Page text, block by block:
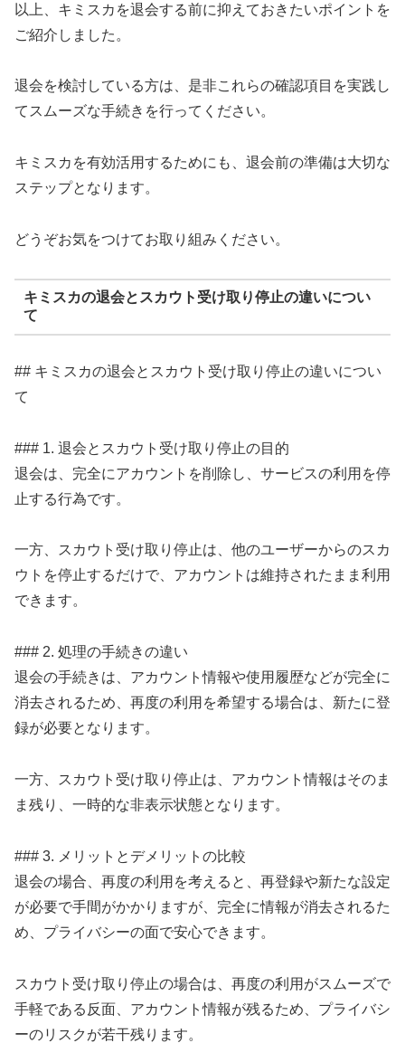
以上、キミスカを退会する前に抑えておきたいポイントを
ご紹介しました。
退会を検討している方は、是非これらの確認項目を実践し
てスムーズな手続きを行ってください。
キミスカを有効活用するためにも、退会前の準備は大切な
ステップとなります。
どうぞお気をつけてお取り組みください。
キミスカの退会とスカウト受け取り停止の違いについ
て
## キミスカの退会とスカウト受け取り停止の違いについ
て
### 1. 退会とスカウト受け取り停止の目的
退会は、完全にアカウントを削除し、サービスの利用を停
止する行為です。
一方、スカウト受け取り停止は、他のユーザーからのスカ
ウトを停止するだけで、アカウントは維持されたまま利用
できます。
### 2. 処理の手続きの違い
退会の手続きは、アカウント情報や使用履歴などが完全に
消去されるため、再度の利用を希望する場合は、新たに登
録が必要となります。
一方、スカウト受け取り停止は、アカウント情報はそのま
ま残り、一時的な非表示状態となります。
### 3. メリットとデメリットの比較
退会の場合、再度の利用を考えると、再登録や新たな設定
が必要で手間がかかりますが、完全に情報が消去されるた
め、プライバシーの面で安心できます。
スカウト受け取り停止の場合は、再度の利用がスムーズで
手軽である反面、アカウント情報が残るため、プライバシ
ーのリスクが若干残ります。